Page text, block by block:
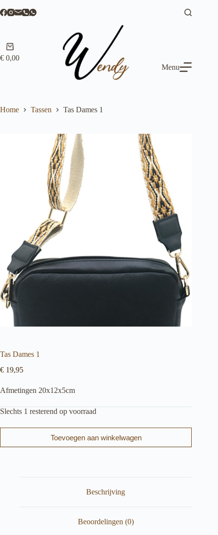
naar
Winkelwagen
€ 0,00
Menu
Home Tassen Tas Dames 1
Tas Dames 1
€ 19,95
Afmetingen 20x12x5cm
Slechts 1 resterend op voorraad
Toevoegen aan winkelwagen
Beschrijving
Beoordelingen (0)